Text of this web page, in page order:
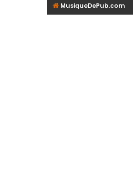
MusiqueDePub.com